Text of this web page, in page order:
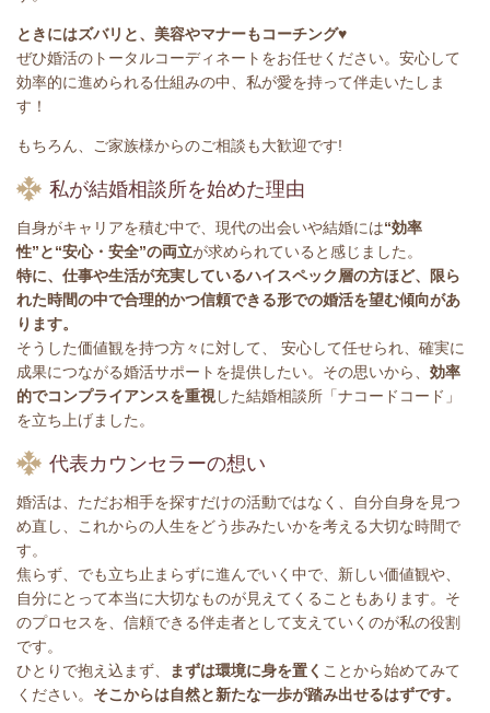
ときにはズバリと、美容やマナーもコーチング♥
ぜひ婚活のトータルコーディネートをお任せください。安心して
効率的に進められる仕組みの中、私が愛を持って伴走いたしま
す！
もちろん、ご家族様からのご相談も大歓迎です!
私が結婚相談所を始めた理由
自身がキャリアを積む中で、現代の出会いや結婚には“効率
性”と“安心・安全”の両立が求められていると感じました。
特に、仕事や生活が充実しているハイスペック層の方ほど、限ら
れた時間の中で合理的かつ信頼できる形での婚活を望む傾向があ
ります。
そうした価値観を持つ方々に対して、 安心して任せられ、確実に
成果につながる婚活サポートを提供したい。その思いから、 効率
的でコンプライアンスを重視した結婚相談所「ナコードコード」
を立ち上げました。
代表カウンセラーの想い
婚活は、ただお相手を探すだけの活動ではなく、自分自身を見つ
め直し、これからの人生をどう歩みたいかを考える大切な時間で
す。
焦らず、でも立ち止まらずに進んでいく中で、新しい価値観や、
自分にとって本当に大切なものが見えてくることもあります。そ
のプロセスを、信頼できる伴走者として支えていくのが私の役割
です。
ひとりで抱え込まず、
まずは環境に身を置く ことから始めてみて
ください。 そこからは自然と新たな一歩が踏み出せるはずです。